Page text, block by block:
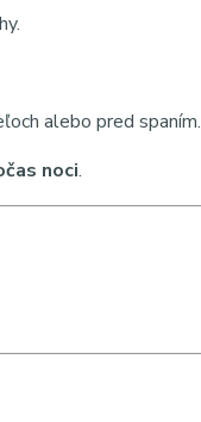
alebo pred spaním.
noci.